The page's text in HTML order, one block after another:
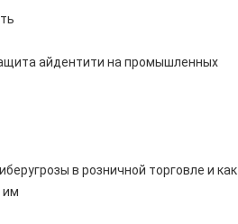
айдентити на промышленных
в розничной торговле и как
им